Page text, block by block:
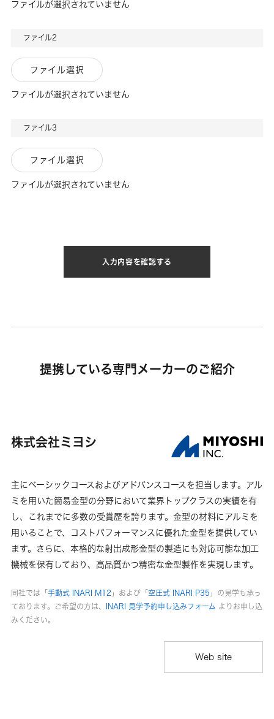
ファイルが選択されていません
ファイル2
ファイル選択
ファイルが選択されていません
ファイル3
ファイル選択
ファイルが選択されていません
入力内容を確認する
提携している専門メーカーのご紹介
株式会社ミヨシ
主にベーシックコースおよびアドバンスコースを担当します。アル
ミを用いた簡易金型の分野において業界トップクラスの実績を有
し、これまでに多数の受賞歴を誇ります。金型の材料にアルミを
用いることで、コストパフォーマンスに優れた金型を提供してい
ます。さらに、本格的な射出成形金型の製造にも対応可能な加工
機械を保有しており、高品質かつ精密な金型製作を実現します。
同社では「 手動式 INARI M12 」および「 空圧式 INARI P35 」の見学も承っ
ております。ご希望の方は、
INARI 見学予約申し込みフォーム よりお申し込
みください。
Web site